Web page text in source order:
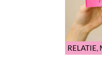
RELATIE,